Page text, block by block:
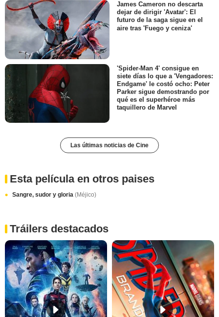
James Cameron no descarta
dejar de dirigir 'Avatar': El
futuro de la saga sigue en el
aire tras 'Fuego y ceniza'
'Spider-Man 4' consigue en
siete días lo que a 'Vengadores:
Endgame' le costó ocho: Peter
Parker sigue demostrando por
qué es el superhéroe más
taquillero de Marvel
Las últimas noticias de Cine
Esta película en otros paises
Sangre, sudor y gloria (Méjico)
Tráilers destacados